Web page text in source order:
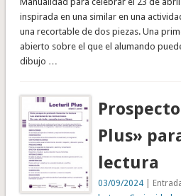
inspirada en una similar en una
una recortable de dos piezas. Una
abierto sobre el que el alumando
dibujo …
Plus»
lectura
03/09/2024 |